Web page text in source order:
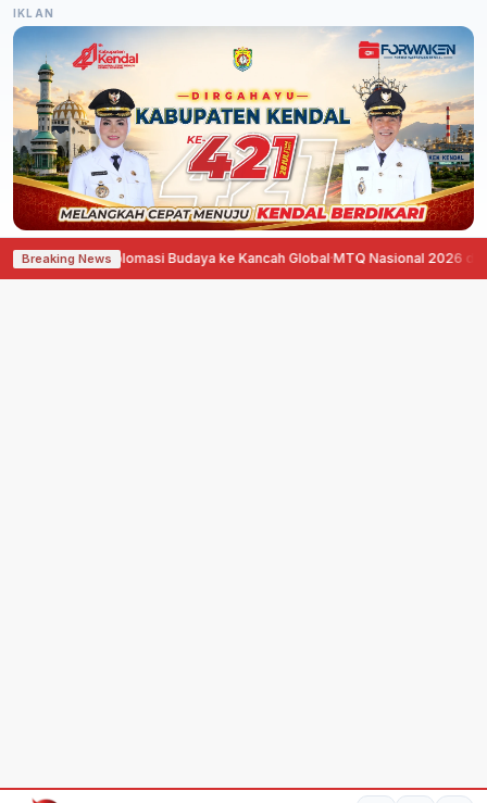
IKLAN
Breaking News
Diplomasi Budaya ke Kancah Global·MTQ Nasional 2026 di Jawa